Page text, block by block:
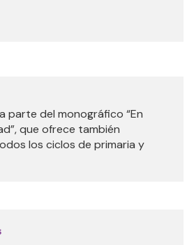
parte del monográfico “En
que ofrece también
los ciclos de primaria y